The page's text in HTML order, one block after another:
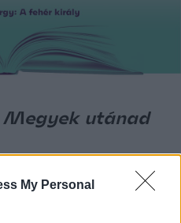
My Personal
Megyek ​utánad
én 2015-ben költöztem
egy új világgal, és ekkor,
benne Daru történetét,